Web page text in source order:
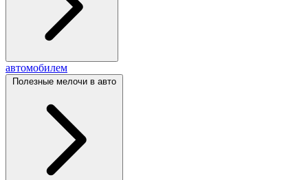
автомобилем
Полезные мелочи в авто